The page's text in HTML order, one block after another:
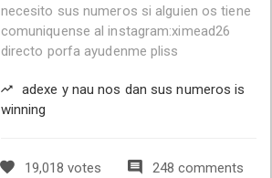
necesito sus numeros si alguien os tiene
comuniquense al instagram:ximead26
directo porfa ayudenme pliss
adexe y nau nos dan sus numeros is
winning
19,018 votes 248 comments